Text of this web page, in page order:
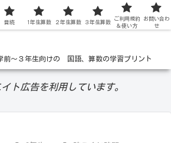
の無料学習ドリル
前〜３年生向けの 国語、算数の学習プリント
ト広告を利用しています。
音読 1年生算数 ２年生算数 ３年生算数
ご利用規約
＆使い方
お問い合わ
せ